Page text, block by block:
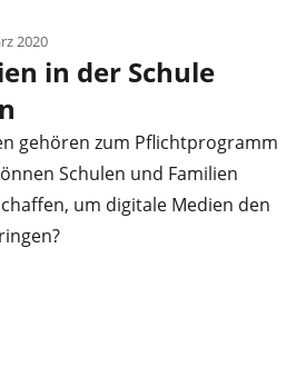
2020
in der Schule
gehören zum Pflichtprogramm
Schulen und Familien
um digitale Medien den